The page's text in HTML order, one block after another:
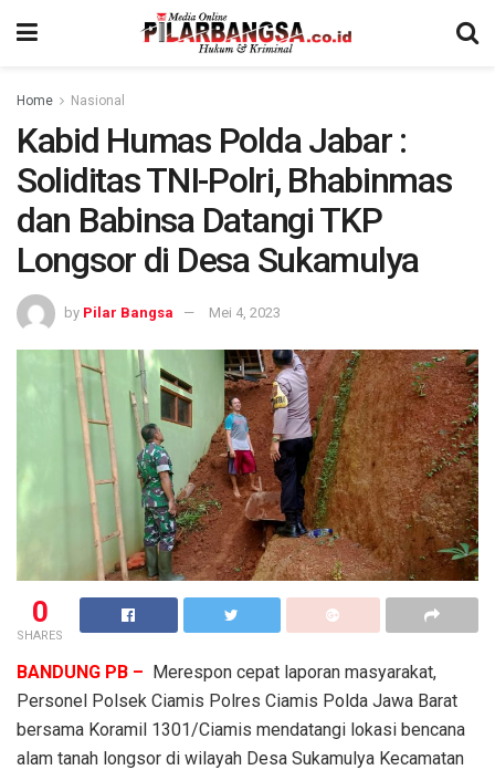
Home Nasional
Kabid Humas Polda Jabar :
Soliditas TNI-Polri, Bhabinmas
dan Babinsa Datangi TKP
Longsor di Desa Sukamulya
by Pilar Bangsa Mei 4, 2023
0
SHARES
BANDUNG PB – Merespon cepat laporan masyarakat,
Personel Polsek Ciamis Polres Ciamis Polda Jawa Barat
bersama Koramil 1301/Ciamis mendatangi lokasi bencana
alam tanah longsor di wilayah Desa Sukamulya Kecamatan